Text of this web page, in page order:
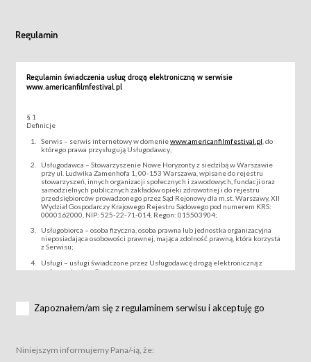
Regulamin
Regulamin świadczenia usług drogą elektroniczną w serwisie
www.americanfilmfestival.pl
§ 1
Definicje
Serwis – serwis internetowy w domeniewww.americanfilmfestival.pl , do
którego prawa przysługują Usługodawcy;
Usługodawca – Stowarzyszenie Nowe Horyzonty z siedzibą w Warszawie
przy ul. Ludwika Zamenhofa 1, 00-153 Warszawa, wpisane do rejestru
stowarzyszeń, innych organizacji społecznych i zawodowych, fundacji oraz
samodzielnych publicznych zakładów opieki zdrowotnej i do rejestru
przedsiębiorców prowadzonego przez Sąd Rejonowy dla m.st. Warszawy, XII
Wydział Gospodarczy Krajowego Rejestru Sądowego pod numerem KRS:
0000162000, NIP: 525-22-71-014, Regon: 015503904;
Usługobiorca – osoba fizyczna, osoba prawna lub jednostka organizacyjna
nieposiadająca osobowości prawnej, mająca zdolność prawną, która korzysta
z Serwisu;
Usługi – usługi świadczone przez Usługodawcę drogą elektroniczną z
wykorzystaniem Serwisu;
za pośrednictwem Serwisu;
podmiotom z branży mediów i filmowej (Akredytacje);
Zapoznałem/am się z regulaminem serwisu i akceptuję go
Niniejszym informujemy Pana/-ią, że: